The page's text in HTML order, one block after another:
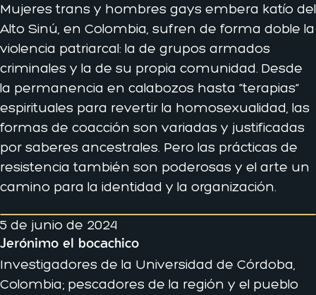
Mujeres trans y hombres gays embera katío del
Alto Sinú, en Colombia, sufren de forma doble la
violencia patriarcal: la de grupos armados
criminales y la de su propia comunidad. Desde
la permanencia en calabozos hasta “terapias”
espirituales para revertir la homosexualidad, las
formas de coacción son variadas y justificadas
por saberes ancestrales. Pero las prácticas de
resistencia también son poderosas y el arte un
camino para la identidad y la organización.
5 de junio de 2024
Jerónimo el bocachico
Investigadores de la Universidad de Córdoba,
Colombia; pescadores de la región y el pueblo